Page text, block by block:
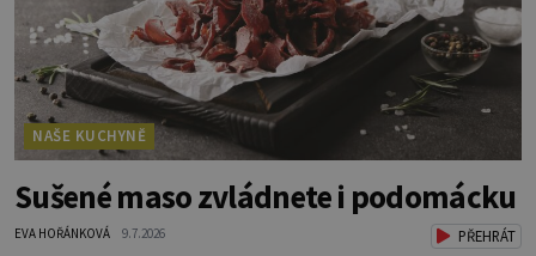
NAŠE KUCHYNĚ
Sušené maso zvládnete i podomácku
EVA HOŘÁNKOVÁ 9.7.2026 PŘEHRÁT